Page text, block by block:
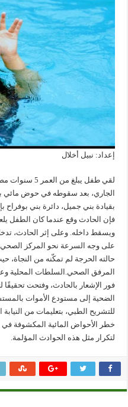
إعداد: نبيل أخلال
الجاري، بعد سقوطه في حوض مائي
بقيادة بني جميل، دائرة بني
فإن الحادث وقع عندما كان الطفل
ويسقط داخله. وعلى إثر الحادث،
على وجه السرعة نحو المركز الصحي
حالته الحرجة لم تمكّنه من النجاة،
المرفق الصحي.السلطات المحلية
فور الإشعار بالحادث، وفتحت تحقيقًا
الضحية إلى مستودع الأموات
للتشريح الطبي، بتعليمات من النيابة
خطر الأحواض المائية المكشوفة في
لتكرار مثل هذه الحوادث المؤلمة.